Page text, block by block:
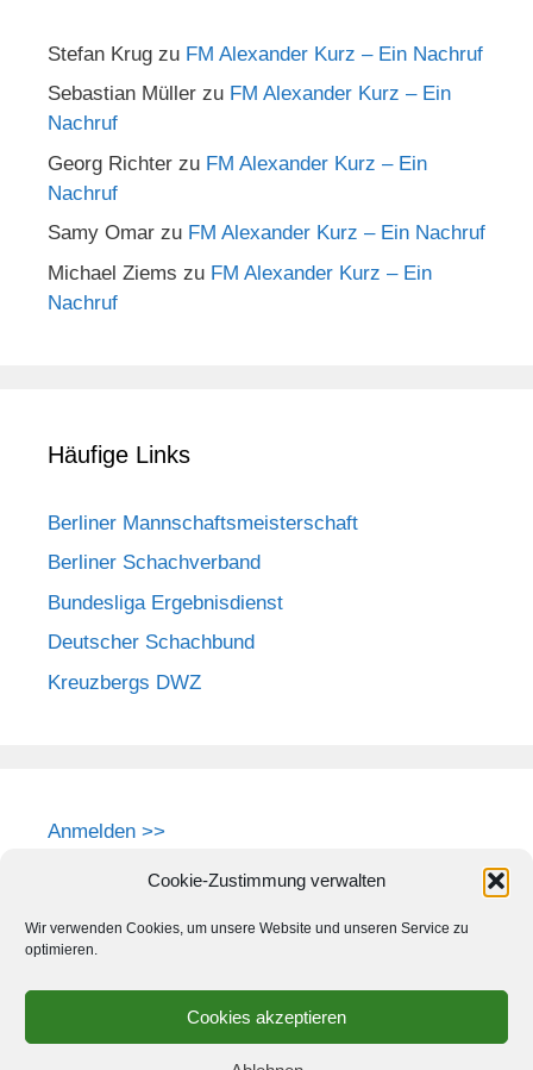
Cookie-Zustimmung verwalten
Wir verwenden Cookies, um unsere Website und unseren Service zu
optimieren.
Cookies akzeptieren
Stefan Krug zu FM Alexander Kurz – Ein Nachruf
Sebastian Müller zu FM Alexander Kurz – Ein
Nachruf
Georg Richter zu FM Alexander Kurz – Ein
Nachruf
Samy Omar zu FM Alexander Kurz – Ein Nachruf
Michael Ziems zu FM Alexander Kurz – Ein
Nachruf
Häufige Links
Berliner Mannschaftsmeisterschaft
Berliner Schachverband
Bundesliga Ergebnisdienst
Deutscher Schachbund
Kreuzbergs DWZ
Anmelden >>